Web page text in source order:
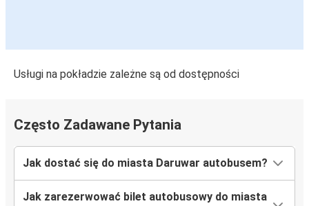
Usługi na pokładzie zależne są od dostępności
Często Zadawane Pytania
Jak dostać się do miasta Daruwar autobusem?
Jak zarezerwować bilet autobusowy do miasta